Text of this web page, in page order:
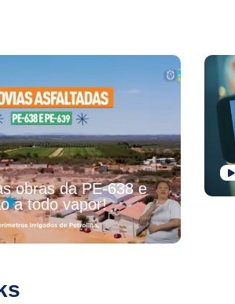
obras da PE-638 e
a todo vapor!